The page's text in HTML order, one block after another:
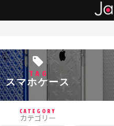
TAG
スマホケース
CATEGORY
カテゴリー